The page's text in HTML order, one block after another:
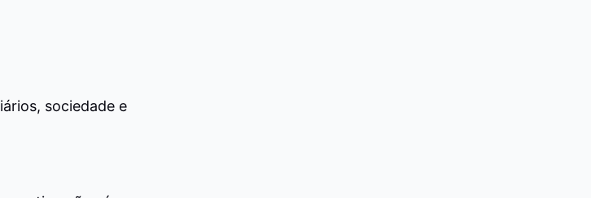
sociedade e